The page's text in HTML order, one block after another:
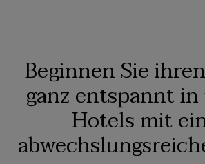
Beginnen Sie
ganz entspannt
Hotels mit